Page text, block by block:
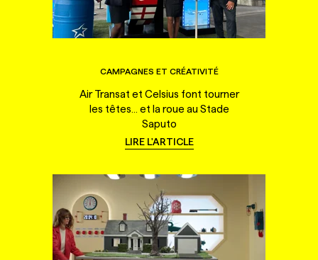
CAMPAGNES ET CRÉATIVITÉ
Air Transat et Celsius font tourner
les têtes... et la roue au Stade
Saputo
LIRE L'ARTICLE